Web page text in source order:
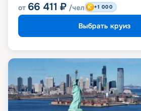
от 66 411 ₽ /чел +1 000
Выбрать круиз